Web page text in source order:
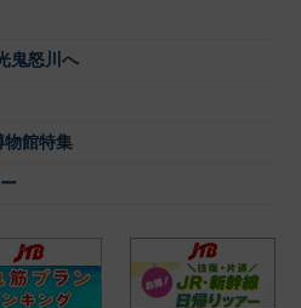
鬼怒川へ
物館特集